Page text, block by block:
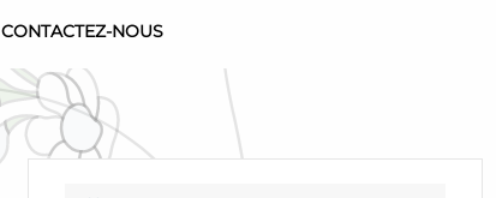
CONTACTEZ-NOUS